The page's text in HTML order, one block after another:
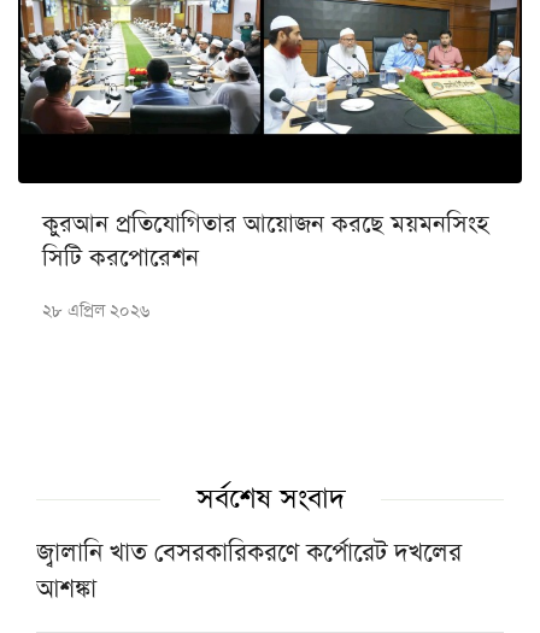
কুরআন প্রতিযোগিতার আয়োজন করছে ময়মনসিংহ
সিটি করপোরেশন
২৮ এপ্রিল ২০২৬
সর্বশেষ সংবাদ
জ্বালানি খাত বেসরকারিকরণে কর্পোরেট দখলের
আশঙ্কা